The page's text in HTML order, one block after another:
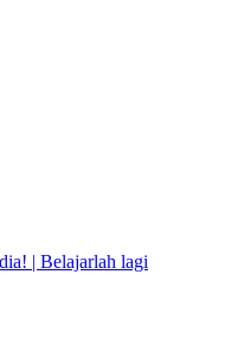
| Belajarlah lagi